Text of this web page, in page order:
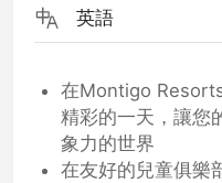
英語
在Montigo
精彩的一天，讓您
象力的世界
在友好的兒童俱樂